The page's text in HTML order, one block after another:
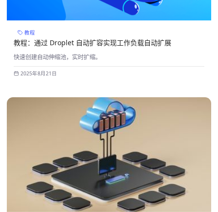
教程
教程：通过 Droplet 自动扩容实现工作负载自动扩展
快速创建自动伸缩池，实时扩缩。
2025年8月21日